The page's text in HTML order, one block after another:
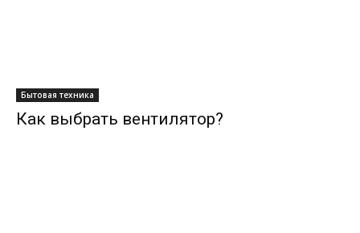
Бытовая техника
Как выбрать вентилятор?